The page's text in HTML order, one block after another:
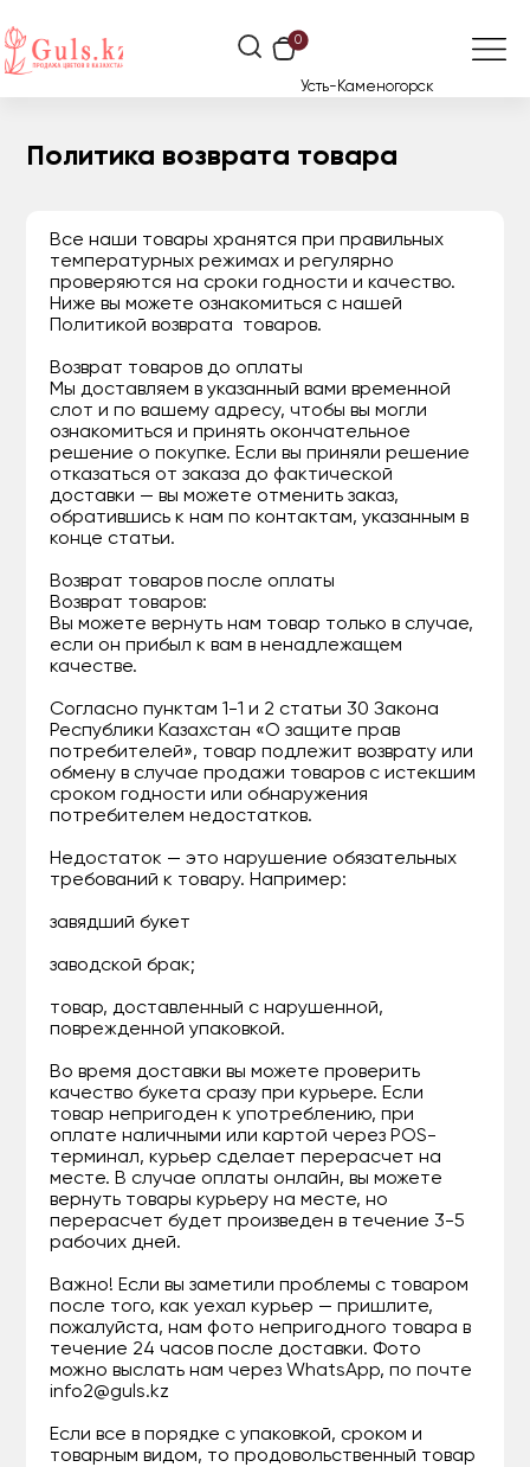
0
Усть-Каменогорск
Политика возврата товара
Все наши товары хранятся при правильных
температурных режимах и регулярно
проверяются на сроки годности и качество.
Ниже вы можете ознакомиться с нашей
Политикой возврата товаров.
Возврат товаров до оплаты
Мы доставляем в указанный вами временной
слот и по вашему адресу, чтобы вы могли
ознакомиться и принять окончательное
решение о покупке. Если вы приняли решение
отказаться от заказа до фактической
доставки — вы можете отменить заказ,
обратившись к нам по контактам, указанным в
конце статьи.
Возврат товаров после оплаты
Возврат товаров:
Вы можете вернуть нам товар только в случае,
если он прибыл к вам в ненадлежащем
качестве.
Согласно пунктам 1-1 и 2 статьи 30 Закона
Республики Казахстан «О защите прав
потребителей», товар подлежит возврату или
обмену в случае продажи товаров с истекшим
сроком годности или обнаружения
потребителем недостатков.
Недостаток — это нарушение обязательных
требований к товару. Например:
завядший букет
заводской брак;
товар, доставленный с нарушенной,
поврежденной упаковкой.
Во время доставки вы можете проверить
качество букета сразу при курьере. Если
товар непригоден к употреблению, при
оплате наличными или картой через POS-
терминал, курьер сделает перерасчет на
месте. В случае оплаты онлайн, вы можете
вернуть товары курьеру на месте, но
перерасчет будет произведен в течение 3-5
рабочих дней.
Важно! Если вы заметили проблемы с товаром
после того, как уехал курьер — пришлите,
пожалуйста, нам фото непригодного товара в
течение 24 часов после доставки. Фото
можно выслать нам через WhatsApp, по почте
info2@guls.kz
Если все в порядке с упаковкой, сроком и
товарным видом, то продовольственный товар